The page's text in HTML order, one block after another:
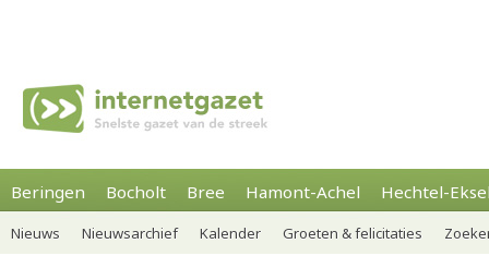
Beringen Bocholt Bree Hamont-Achel Hechtel-
Nieuws Nieuwsarchief Kalender Groeten & felicitaties